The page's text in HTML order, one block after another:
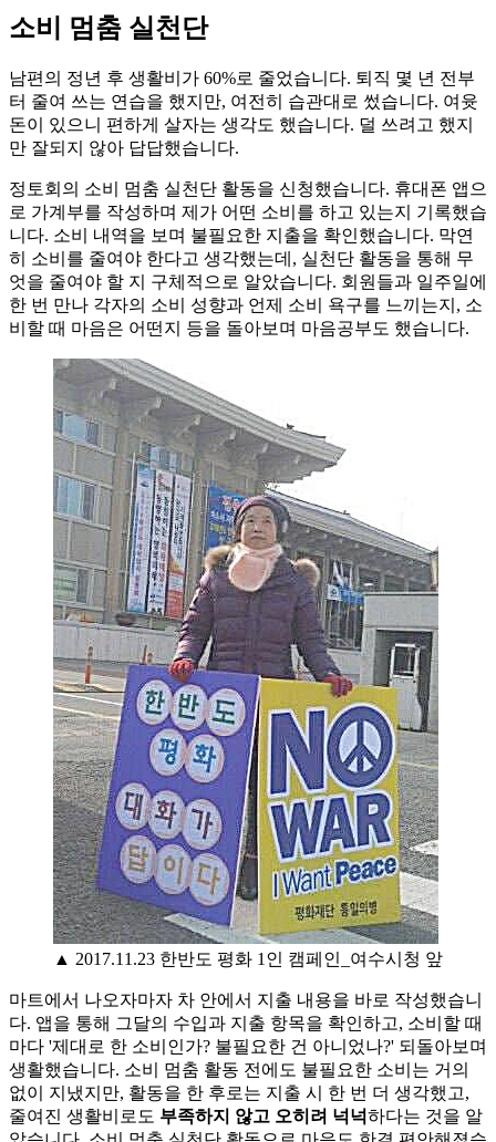
소비 멈춤 실천단
남편의 정년 후 생활비가 60%로 줄었습니다. 퇴직 몇 년 전부
터 줄여 쓰는 연습을 했지만, 여전히 습관대로 썼습니다. 여윳
돈이 있으니 편하게 살자는 생각도 했습니다. 덜 쓰려고 했지
만 잘되지 않아 답답했습니다.
정토회의 소비 멈춤 실천단 활동을 신청했습니다. 휴대폰 앱으
로 가계부를 작성하며 제가 어떤 소비를 하고 있는지 기록했습
니다. 소비 내역을 보며 불필요한 지출을 확인했습니다. 막연
히 소비를 줄여야 한다고 생각했는데, 실천단 활동을 통해 무
엇을 줄여야 할 지 구체적으로 알았습니다. 회원들과 일주일에
한 번 만나 각자의 소비 성향과 언제 소비 욕구를 느끼는지, 소
비할 때 마음은 어떤지 등을 돌아보며 마음공부도 했습니다.
▲ 2017.11.23 한반도 평화 1인 캠페인_여수시청 앞
마트에서 나오자마자 차 안에서 지출 내용을 바로 작성했습니
다. 앱을 통해 그달의 수입과 지출 항목을 확인하고, 소비할 때
마다 '제대로 한 소비인가? 불필요한 건 아니었나?' 되돌아보며
생활했습니다. 소비 멈춤 활동 전에도 불필요한 소비는 거의
없이 지냈지만, 활동을 한 후로는 지출 시 한 번 더 생각했고,
줄여진 생활비로도 부족하지 않고 오히려 넉넉하다는 것을 알